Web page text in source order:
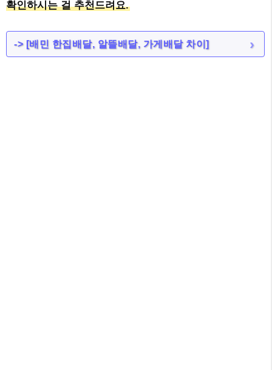
확인하시는 걸 추천드려요.
-> [배민 한집배달, 알뜰배달, 가게배달 차이 ]